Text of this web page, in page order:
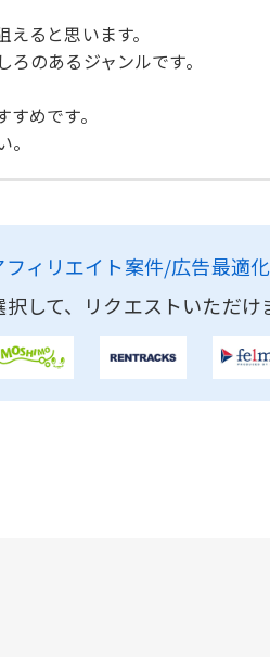
ると思います。
のあるジャンルです。
めです。
フィリエイト案件/広告最適
して、リクエストいただけ